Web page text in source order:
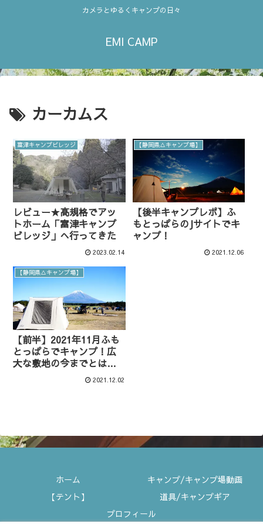
カメラとゆるくキャンプの日々
EMI CAMP
カーカムス
富津キャンプビレッジ
レビュー★高規格でアッ
トホーム「富津キャンプ
ビレッジ」へ行ってきた
2023.02.14
【静岡県△キャンプ場】
【後半キャンプレポ】ふ
もとっぱらのJサイトでキ
ャンプ！
2021.12.06
【静岡県△キャンプ場】
【前半】2021年11月ふも
とっぱらでキャンプ！広
大な敷地の今までとは違
2021.12.02
ホーム
キャンプ/キャンプ場動画
【テント】
道具/キャンプギア
プロフィール